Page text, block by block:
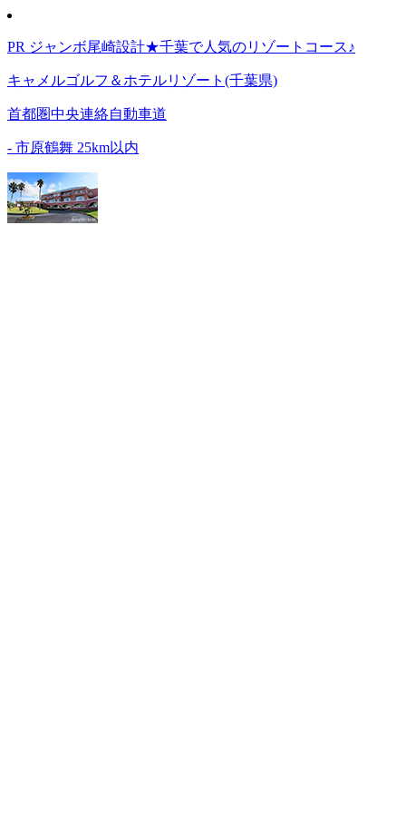
PR ジャンボ尾崎設計★千葉で人気のリゾートコース♪
キャメルゴルフ＆ホテルリゾート(千葉県)
首都圏中央連絡自動車道
- 市原鶴舞 25km以内